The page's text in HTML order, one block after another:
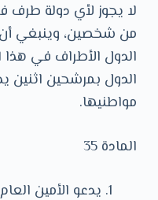
لا يجوز لأي دولة طرف
من شخصين، وينبغي
الدول الأطراف في هذا
الدول بمرشحين اثنين
مواطنيها.
المادة 35
يدعو الأمين